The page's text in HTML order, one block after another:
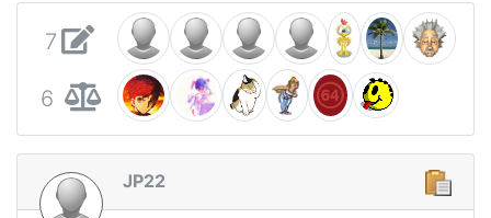
7
6
JP22